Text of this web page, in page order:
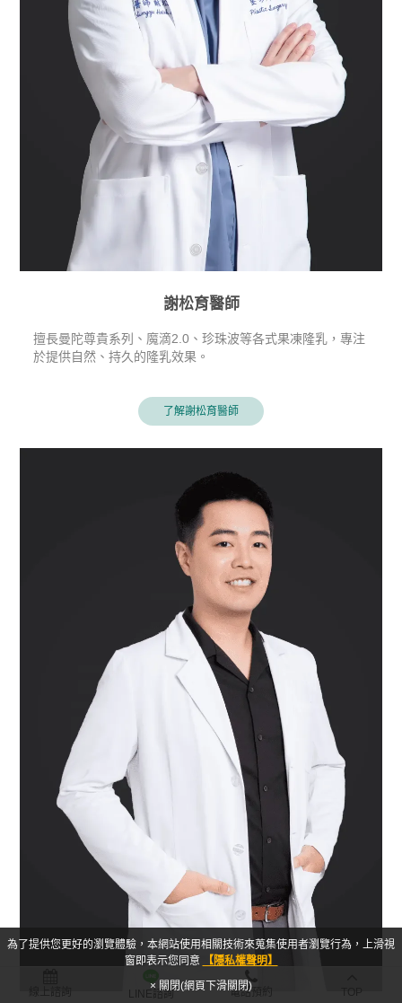
謝松育醫師
擅長曼陀尊貴系列、魔滴2.0、珍珠波等各式果凍隆乳，專注
於提供自然、持久的隆乳效果。
了解謝松育醫師
線上諮詢 LINE諮詢 電話預約 TOP
為了提供您更好的瀏覽體驗，本網站使用相關技術來蒐集使用者瀏覽行為，上滑視
窗即表示您同意
【隱私權聲明】
× 關閉(網頁下滑關閉)